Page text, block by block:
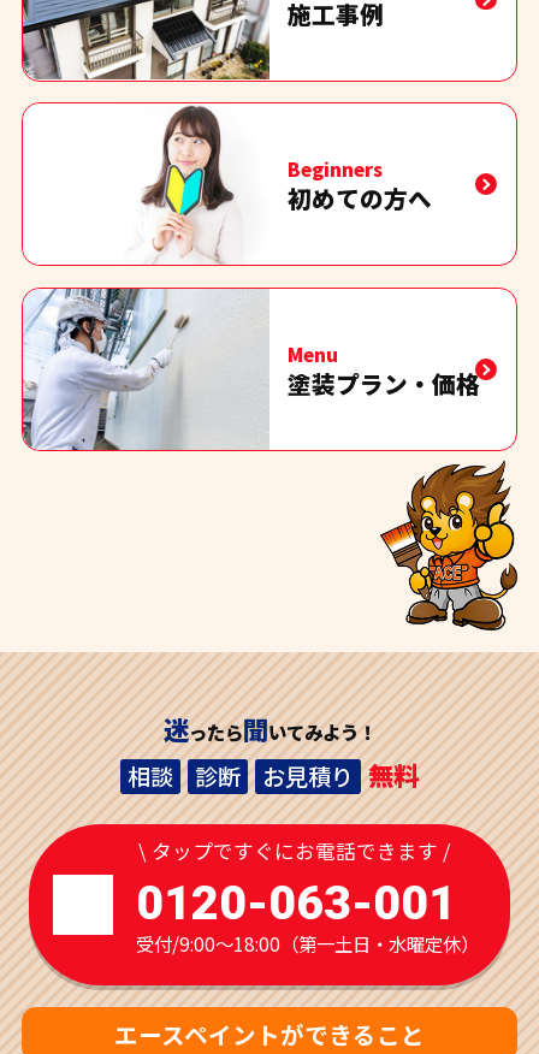
施工事例
Beginners
初めての方へ
Menu
塗装プラン・価格
迷ったら聞いてみよう！
相談 診断 お見積り 無料
\ タップですぐにお電話できます /
0120-063-001
受付/9:00～18:00（第一土日・水曜定休）
エースペイントができること